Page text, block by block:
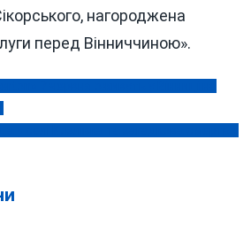
нагороджена
перед Вінниччиною».